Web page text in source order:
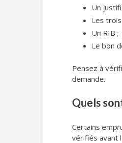
Un
Les
Un RIB ;
Le bon
Pensez à
demande.
Quels
Certains
vérifiés avant